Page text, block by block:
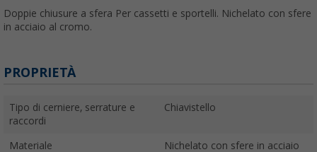
Doppie chiusure a sfera Per cassetti e sportelli. Nichelato con sfere
in acciaio al cromo.
PROPRIETÀ
Tipo di cerniere, serrature e
raccordi
Chiavistello
Materiale
Nichelato con sfere in acciaio